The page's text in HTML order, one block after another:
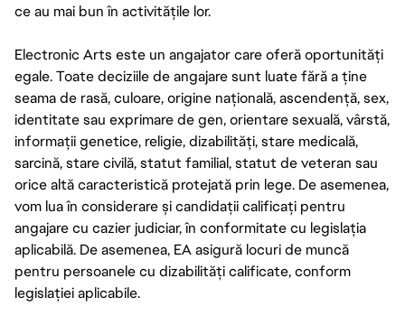
ce au mai bun în activitățile lor.
Electronic Arts este un angajator care oferă oportunități
egale. Toate deciziile de angajare sunt luate fără a ține
seama de rasă, culoare, origine națională, ascendență, sex,
identitate sau exprimare de gen, orientare sexuală, vârstă,
informații genetice, religie, dizabilități, stare medicală,
sarcină, stare civilă, statut familial, statut de veteran sau
orice altă caracteristică protejată prin lege. De asemenea,
vom lua în considerare și candidații calificați pentru
angajare cu cazier judiciar, în conformitate cu legislația
aplicabilă. De asemenea, EA asigură locuri de muncă
pentru persoanele cu dizabilități calificate, conform
legislației aplicabile.